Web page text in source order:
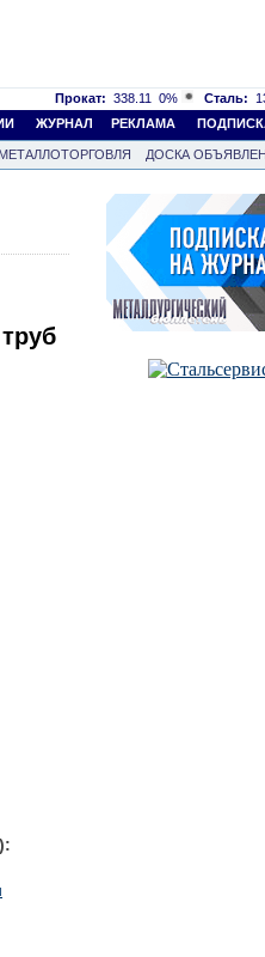
Прокат: 338.11 0% Сталь:
ЖУРНАЛ РЕКЛАМА
МЕТАЛЛОТОРГОВЛЯ
ДОСКА